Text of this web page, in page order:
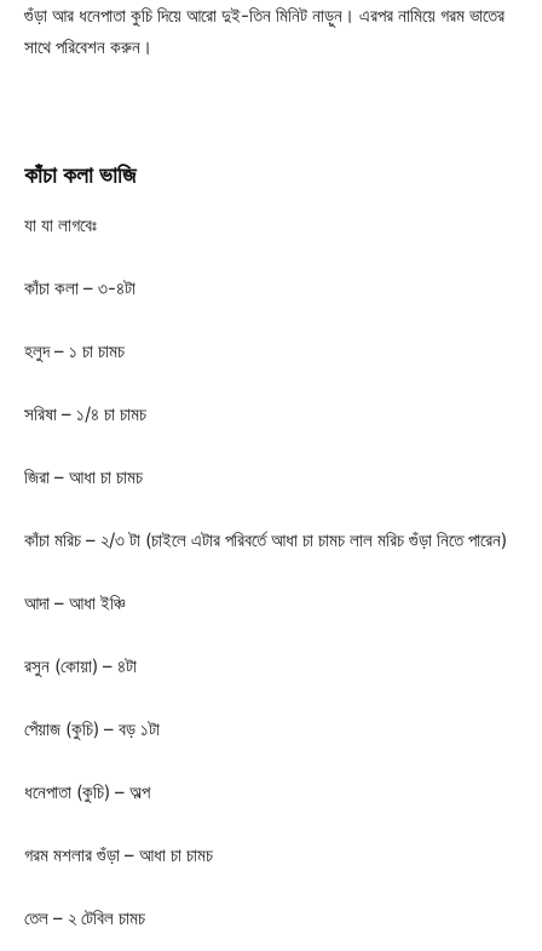
গুঁড়া আর ধনেপাতা কুচি দিয়ে আরো দুই-তিন মিনিট নাড়ুন। এরপর নামিয়ে গরম ভাতের
সাথে পরিবেশন করুন।
কাঁচা কলা ভাজি
যা যা লাগবেঃ
কাঁচা কলা – ৩-৪টা
হলুদ – ১ চা চামচ
সরিষা – ১/৪ চা চামচ
জিরা – আধা চা চামচ
কাঁচা মরিচ – ২/৩ টা (চাইলে এটার পরিবর্তে আধা চা চামচ লাল মরিচ গুঁড়া নিতে পারেন)
আদা – আধা ইঞ্চি
রসুন (কোয়া) – ৪টা
পেঁয়াজ (কুচি) – বড় ১টা
ধনেপাতা (কুচি) – অল্প
গরম মশলার গুঁড়া – আধা চা চামচ
তেল – ২ টেবিল চামচ